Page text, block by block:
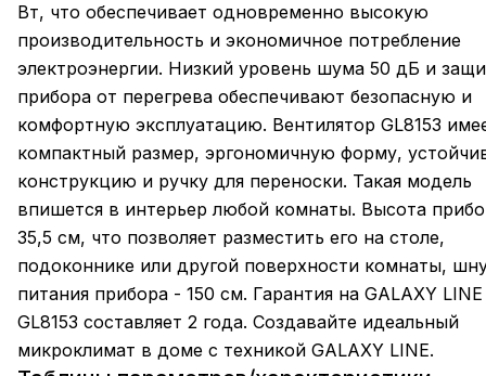
Вт, что обеспечивает одновременно высокую
производительность и экономичное потребление
электроэнергии. Низкий уровень шума 50 дБ и
прибора от перегрева обеспечивают безопасную и
комфортную эксплуатацию. Вентилятор GL8153
компактный размер, эргономичную форму,
конструкцию и ручку для переноски. Такая модель
впишется в интерьер любой комнаты. Высота
35,5 см, что позволяет разместить его на столе,
подоконнике или другой поверхности комнаты,
питания прибора - 150 см. Гарантия на GALAXY LINE
GL8153 составляет 2 года. Создавайте идеальный
микроклимат в доме с техникой GALAXY LINE.